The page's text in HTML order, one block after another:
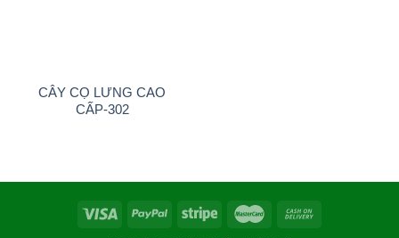
CÂY CỌ LƯNG CAO
CẤP-302